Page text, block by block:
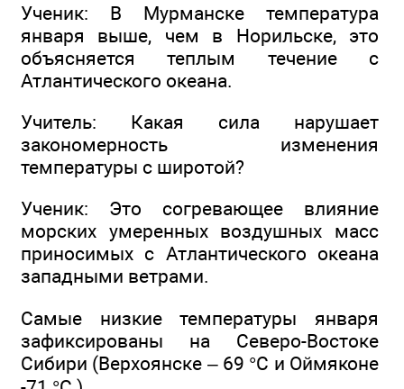
Ученик: В Мурманске температура
января выше, чем в Норильске, это
объясняется теплым течение с
Атлантического океана.
Учитель: Какая сила нарушает
закономерность изменения
температуры с широтой?
Ученик: Это согревающее влияние
морских умеренных воздушных масс
приносимых с Атлантического океана
западными ветрами.
Самые низкие температуры января
зафиксированы на Северо-Востоке
Сибири (Верхоянске – 69 °С и Оймяконе